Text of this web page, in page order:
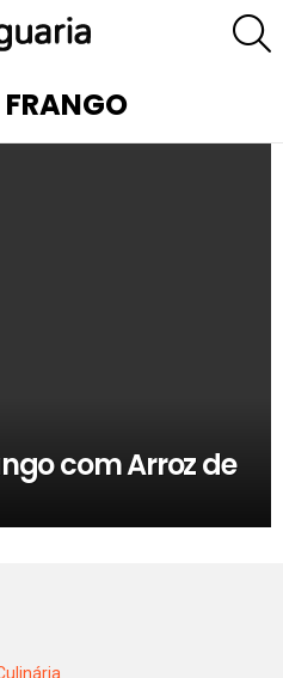
FRANGO
com Arroz de